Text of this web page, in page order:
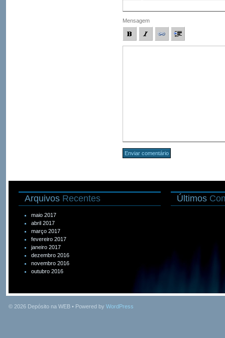
Mensagem
Arquivos Recentes
maio 2017
abril 2017
março 2017
fevereiro 2017
janeiro 2017
dezembro 2016
novembro 2016
outubro 2016
Últimos
© 2026 Depósito na WEB • Powered by WordPress